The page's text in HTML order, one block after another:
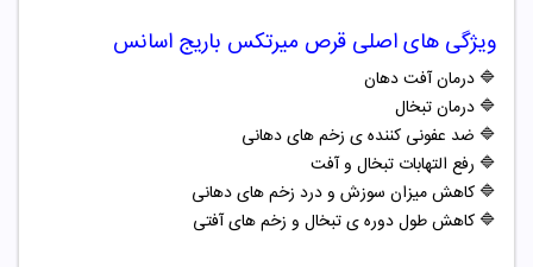
ویژگی های اصلی قرص میرتکس باریج اسانس
🔷 درمان آفت دهان
🔷 درمان تبخال
🔷 ضد عفونی کننده ی زخم های دهانی
🔷 رفع التهابات تبخال و آفت
🔷 کاهش میزان سوزش و درد زخم های دهانی
🔷 کاهش طول دوره ی تبخال و زخم های آفتی